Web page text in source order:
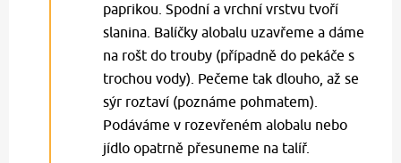
paprikou. Spodní a vrchní vrstvu tvoří
slanina. Balíčky alobalu uzavřeme a dáme
na rošt do trouby (případně do pekáče s
trochou vody). Pečeme tak dlouho, až se
sýr roztaví (poznáme pohmatem).
Podáváme v rozevřeném alobalu nebo
jídlo opatrně přesuneme na talíř.